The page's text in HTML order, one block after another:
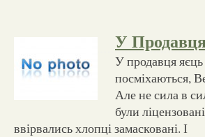
У
У продавця
посміхаються,
Але не сила в
були
ввірвались хлопці замасковані. І